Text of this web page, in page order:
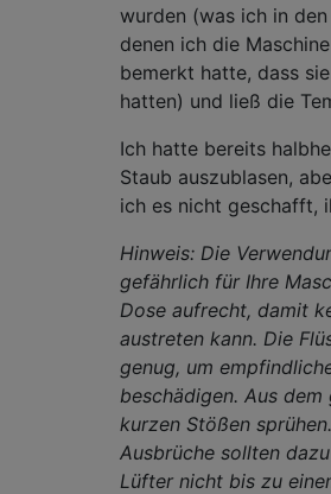
wurden (was ich in
denen ich die
bemerkt hatte, dass
hatten) und ließ die
Ich hatte bereits
Staub auszublasen,
ich es nicht geschafft,
Hinweis: Die
gefährlich für Ihre
Dose aufrecht, damit
austreten kann. Die
genug, um
beschädigen. Aus dem
kurzen Stößen
Ausbrüche sollten
Lüfter nicht bis zu